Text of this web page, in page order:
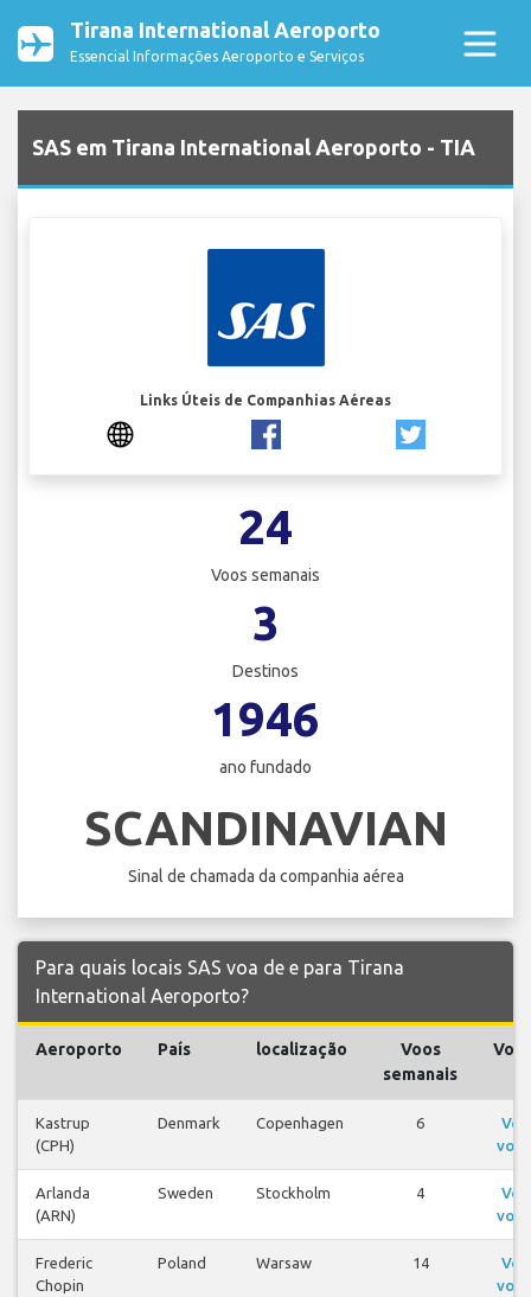
Tirana International Aeroporto
Essencial Informações Aeroporto e Serviços
SAS em Tirana International Aeroporto - TIA
Links Úteis de Companhias Aéreas
24
Voos semanais
3
Destinos
1946
ano fundado
SCANDINAVIAN
Sinal de chamada da companhia aérea
Para quais locais SAS voa de e para Tirana
International Aeroporto?
Aeroporto País localização
Voos
semanais
Kastrup
(CPH)
Denmark Copenhagen 6
Ver
voos
Arlanda
(ARN)
Sweden Stockholm 4
Ver
voos
Frederic
Chopin
Poland Warsaw 14
Ver
voos